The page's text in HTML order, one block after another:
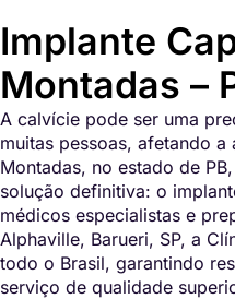
Implante
Montadas –
A calvície pode ser uma
muitas pessoas, afetando
Montadas, no estado de
solução definitiva: o
médicos especialistas e
Alphaville, Barueri, SP, a
todo o Brasil, garantindo
serviço de qualidade